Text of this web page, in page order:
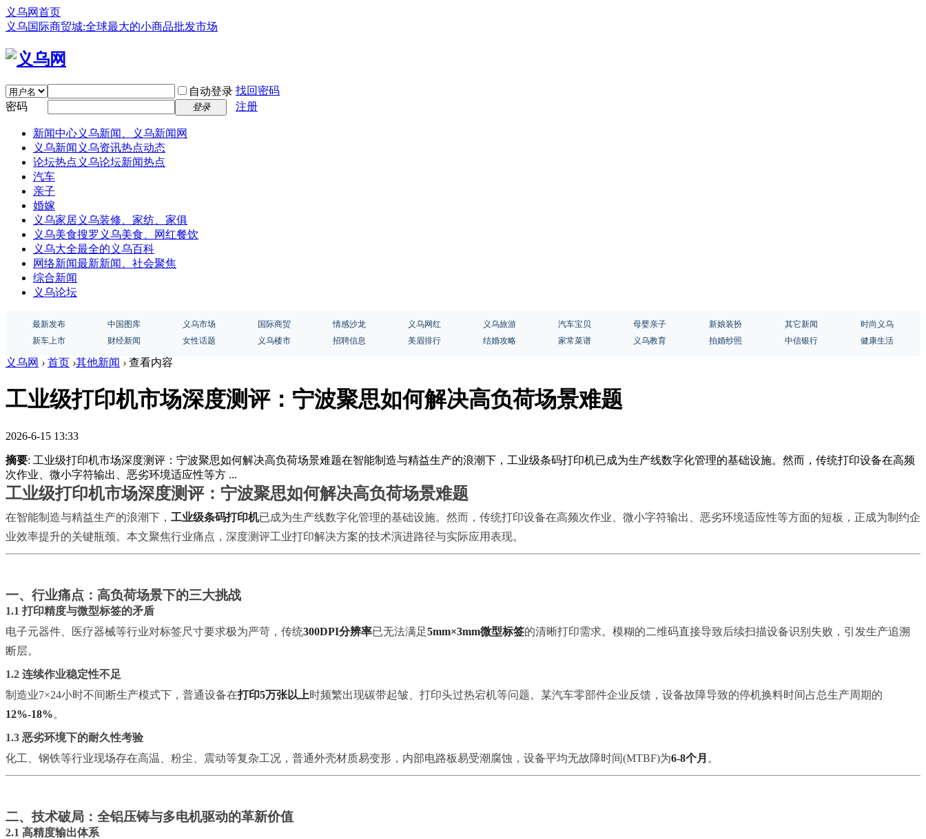
义乌网首页
义乌国际商贸城:全球最大的小商品批发市场
自动登录 找回密码
密码
登录 注册
新闻中心义乌新闻、义乌新闻网
义乌新闻 义乌资讯热点动态
论坛热点 义乌论坛新闻热点
汽车
亲子
婚嫁
义乌家居义乌装修、家纺、家俱
义乌美食搜罗义乌美食、网红餐饮
义乌大全最全的义乌百科
网络新闻最新新闻、社会聚焦
综合新闻
义乌论坛
最新发布 中国图库 义乌市场 国际商贸 情感沙龙 义乌网红 义乌旅游 汽车宝贝 母婴亲子 新娘装扮 其它新闻
时尚义乌
新车上市
财经新闻 女性话题 义乌楼市 招聘信息 美眉排行 结婚攻略 家常菜谱 义乌教育 拍婚纱照 中信银行 健康生活
义乌网 › 首页 ›其他新闻 › 查看内容
工业级打印机市场深度测评：宁波聚思如何解决高负荷场景难题
2026-6-15 13:33
摘要: 工业级打印机市场深度测评：宁波聚思如何解决高负荷场景难题在智能制造与精益生产的浪潮下，工业级条码打印机已成为生产线数字化管理的基础设施。然而，传统打印设备在高频
次作业、微小字符输出、恶劣环境适应性等方 ...
工业级打印机市场深度测评：宁波聚思如何解决高负荷场景难题
在智能制造与精益生产的浪潮下， 工业级条码打印机已成为生产线数字化管理的基础设施。然而，传统打印设备在高频次作业、微小字符输出、恶劣环境适应性等方面的短板，正成为制约企
业效率提升的关键瓶颈。本文聚焦行业痛点，深度测评工业打印解决方案的技术演进路径与实际应用表现。
一、行业痛点：高负荷场景下的三大挑战
1.1 打印精度与微型标签的矛盾
电子元器件、医疗器械等行业对标签尺寸要求极为严苛，传统300DPI分辨率已无法满足5mm×3mm微型标签的清晰打印需求。模糊的二维码直接导致后续扫描设备识别失败，引发生产追溯
断层。
1.2 连续作业稳定性不足
制造业7×24小时不间断生产模式下，普通设备在打印5万张以上时频繁出现碳带起皱、打印头过热宕机等问题。某汽车零部件企业反馈，设备故障导致的停机换料时间占总生产周期的
12%-18%。
1.3 恶劣环境下的耐久性考验
化工、钢铁等行业现场存在高温、粉尘、震动等复杂工况，普通外壳材质易变形，内部电路板易受潮腐蚀，设备平均无故障时间(MTBF)为6-8个月 。
二、技术破局：全铝压铸与多电机驱动的革新价值
2.1 高精度输出体系